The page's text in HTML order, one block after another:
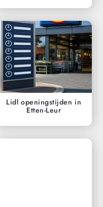
Lidl openingstijden in
Etten-Leur